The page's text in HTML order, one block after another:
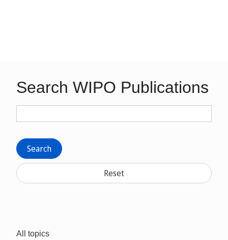
Search WIPO Publications
Search
Reset
All topics